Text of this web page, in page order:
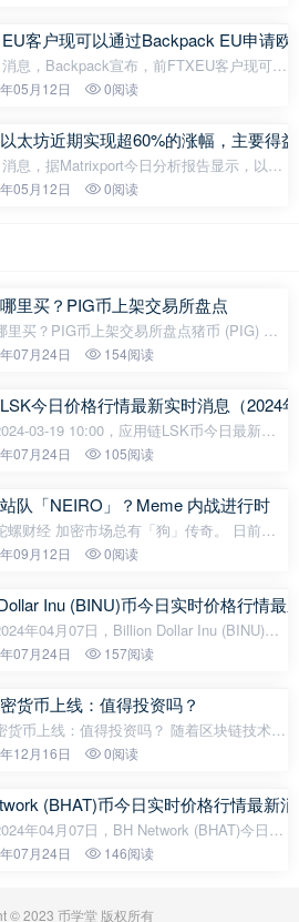
客户现可以通过Backpack EU申请欧
息，Backpack宣布，前FTXEU客户现可通
EU完成两步流程提取其欧元资金。具体
完成对FTX EU的收购，于今
05月12日 0阅读
太坊近期实现超60%的涨幅，主要得
息，据Matrixport今日分析报告显示，以太
现了超60%的涨幅，主要得益于Vitalik提出
05月12日 0阅读
里买？PIG币上架交易所盘点
里买？PIG币上架交易所盘点猪币 (PIG) 是
的加密货币，它在近期备受瞩目。对于想要
本文将为您介绍一些可
07月24日 154阅读
今日价格行情最新实时消息（2024
03-19 10:00，应用链LSK币今日最新价
美元，一枚应用链LSK约合人民币12.39
价是1.70343美元，波幅为15.19
07月24日 105阅读
队「NEIRO」？Meme 内战进行时
有「狗」传奇。 日前，
被称为新一代「狗狗币」的 NEIRO合约被
速暴涨超 6 倍。而这一上线，也
09月12日 0阅读
Inu (BINU)币今日实时价格行情最
年04月07日，Billion Dollar Inu (BINU)今
新价格是0.00022美元，约等于人民币
美元，24H最低价$0.000
07月24日 157阅读
货币上线：值得投资吗？
货币上线：值得投资吗？ 随着区块链技术的
和成熟，各种新型加密货币如雨后春笋般陆
为一项富有吸引力的投
12月16日 0阅读
(BHAT)币今日实时价格行情最新
年04月07日，BH Network (BHAT)今日实
格是0.01441美元，约等于人民币0.1042
07月24日 146阅读
© 2023 币学堂 版权所有